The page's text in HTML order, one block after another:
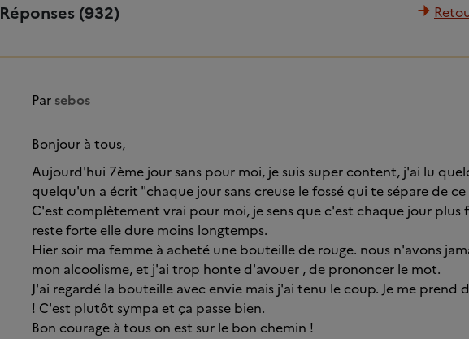
Réponses (932)
Par sebos
Bonjour à tous,
Aujourd'hui 7ème jour sans pour moi, je suis super content, j'ai lu
quelqu'un a écrit "chaque jour sans creuse le fossé qui te sépare de
C'est complètement vrai pour moi, je sens que c'est chaque jour plus
reste forte elle dure moins longtemps.
Hier soir ma femme à acheté une bouteille de rouge. nous n'avons
mon alcoolisme, et j'ai trop honte d'avouer , de prononcer le mot.
J'ai regardé la bouteille avec envie mais j'ai tenu le coup. Je me prend
! C'est plutôt sympa et ça passe bien.
Bon courage à tous on est sur le bon chemin !